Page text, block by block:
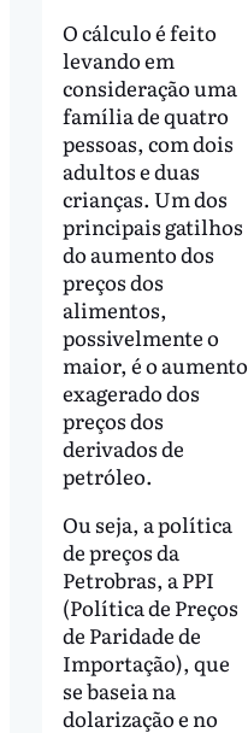
O cálculo é feito
levando em
consideração uma
família de quatro
pessoas, com dois
adultos e duas
crianças. Um dos
principais gatilhos
do aumento dos
preços dos
alimentos,
possivelmente o
maior, é o aumento
exagerado dos
preços dos
derivados de
petróleo.
Ou seja, a política
de preços da
Petrobras, a PPI
(Política de Preços
de Paridade de
Importação), que
se baseia na
dolarização e no